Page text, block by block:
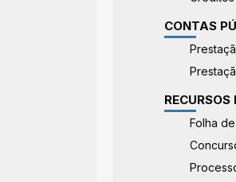
CONTAS
Folha